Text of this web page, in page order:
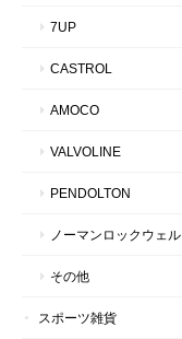
7UP
CASTROL
AMOCO
VALVOLINE
PENDOLTON
ノーマンロックウェル
その他
スポーツ雑貨